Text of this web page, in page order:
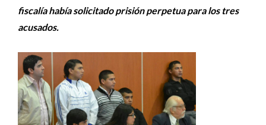
fiscalía había solicitado prisión perpetua para los tres
acusados.